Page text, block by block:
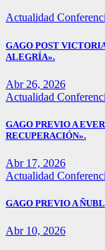
Actualidad
GAGO POST
ALEGRÍA».
Abr 26, 2026
Actualidad
GAGO PREVIO A
RECUPERACIÓN».
Abr 17, 2026
Actualidad
GAGO PREVIO A
Abr 10, 2026